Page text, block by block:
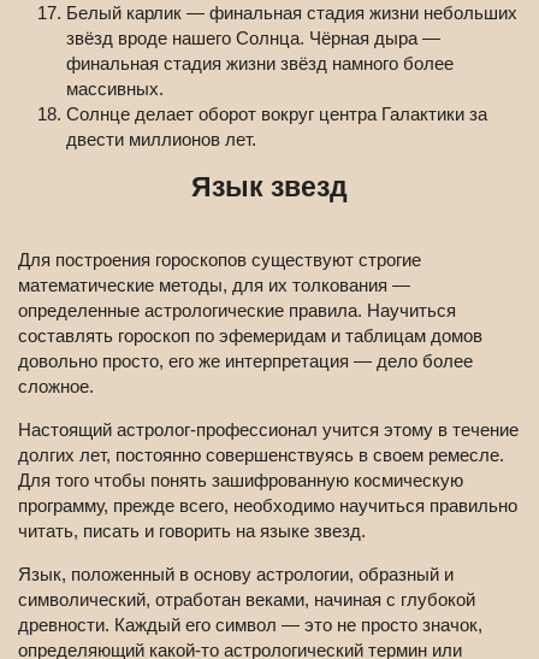
Белый карлик — финальная стадия жизни небольших
звёзд вроде нашего Солнца. Чёрная дыра —
финальная стадия жизни звёзд намного более
массивных.
Солнце делает оборот вокруг центра Галактики за
двести миллионов лет.
Язык звезд
Для построения гороскопов существуют строгие
математические методы, для их толкования —
определенные астрологические правила. Научиться
составлять гороскоп по эфемеридам и таблицам домов
довольно просто, его же интерпретация — дело более
сложное.
Настоящий астролог-профессионал учится этому в течение
долгих лет, постоянно совершенствуясь в своем ремесле.
Для того чтобы понять зашифрованную космическую
программу, прежде всего, необходимо научиться правильно
читать, писать и говорить на языке звезд.
Язык, положенный в основу астрологии, образный и
символический, отработан веками, начиная с глубокой
древности. Каждый его символ — это не просто значок,
определяющий какой-то астрологический термин или